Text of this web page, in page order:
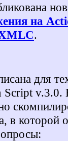
на
.
для
v.3.0.
в